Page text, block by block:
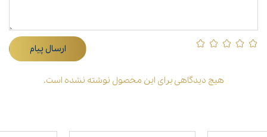
ارسال پیام
هیچ دیدگاهی برای این محصول نوشته نشده است.